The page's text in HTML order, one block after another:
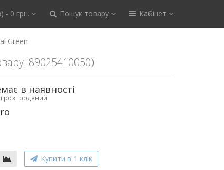
- 0 грн. Пошук товару Кабінет
Green
89025410050)
в наявності
розпроданий
Купити в 1 клік